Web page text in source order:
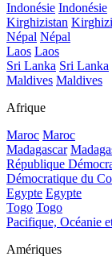
Indonésie Indonésie
Kirghizistan
Népal Népal
Laos Laos
Sri Lanka Sri Lanka
Maldives Maldives
Afrique
Maroc Maroc
Madagascar
République
Démocratique du
Egypte Egypte
Togo Togo
Pacifique, Océanie
Amériques